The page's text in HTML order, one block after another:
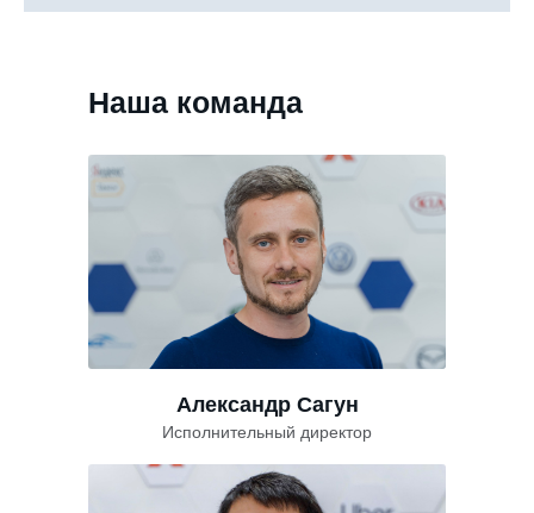
Наша команда
Александр Сагун
Исполнительный директор